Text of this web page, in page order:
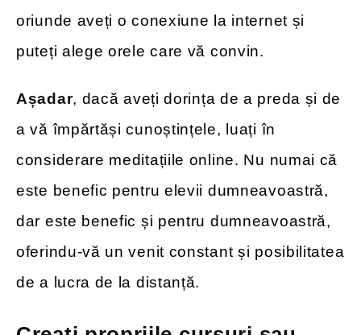
oriunde aveți o conexiune la internet și
puteți alege orele care vă convin.
Așadar, dacă aveți dorința de a preda și de
a vă împărtăși cunoștințele, luați în
considerare meditațiile online. Nu numai că
este benefic pentru elevii dumneavoastră,
dar este benefic și pentru dumneavoastră,
oferindu-vă un venit constant și posibilitatea
de a lucra de la distanță.